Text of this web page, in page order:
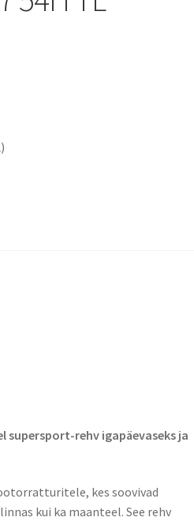
supersport-rehv igapäevaseks ja
kes soovivad
kui ka maanteel. See rehv